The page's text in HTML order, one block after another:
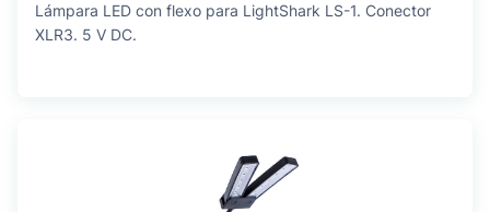
Lámpara LED con flexo para LightShark LS-1. Conector
XLR3. 5 V DC.